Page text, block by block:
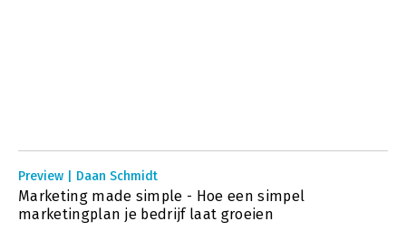
Preview | Daan Schmidt
Marketing made simple - Hoe een simpel
marketingplan je bedrijf laat groeien